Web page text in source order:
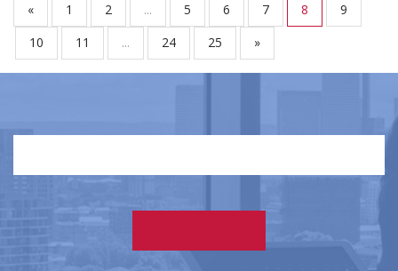
« 1 2 ... 5 6 7 8
9
10
11 ... 24 25 »